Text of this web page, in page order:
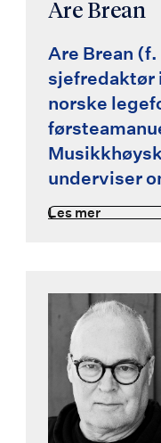
Are Brean
Are Brean (f.
sjefredaktør
norske
underviser
Les mer